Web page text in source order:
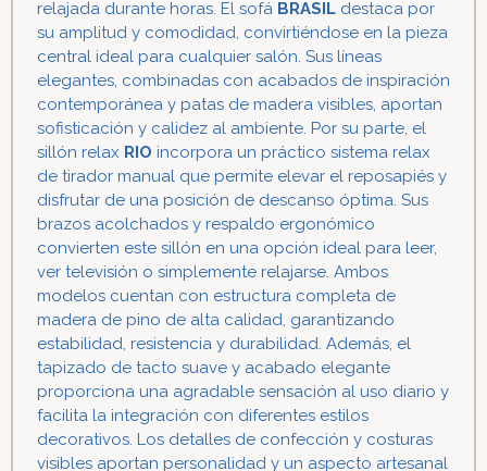
relajada durante horas. El sofá BRASILdestaca por
su amplitud y comodidad, convirtiéndose en la pieza
central ideal para cualquier salón. Sus líneas
elegantes, combinadas con acabados de inspiración
contemporánea y patas de madera visibles, aportan
sofisticación y calidez al ambiente. Por su parte, el
sillón relax RIO incorpora un práctico sistema relax
de tirador manual que permite elevar el reposapiés y
disfrutar de una posición de descanso óptima. Sus
brazos acolchados y respaldo ergonómico
convierten este sillón en una opción ideal para leer,
ver televisión o simplemente relajarse. Ambos
modelos cuentan con estructura completa de
madera de pino de alta calidad, garantizando
estabilidad, resistencia y durabilidad. Además, el
tapizado de tacto suave y acabado elegante
proporciona una agradable sensación al uso diario y
facilita la integración con diferentes estilos
decorativos. Los detalles de confección y costuras
visibles aportan personalidad y un aspecto artesanal